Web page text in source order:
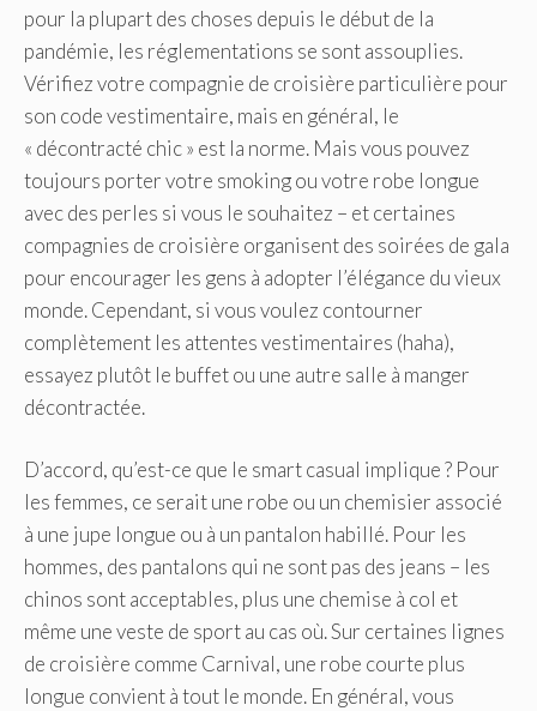
pour la plupart des choses depuis le début de la
pandémie, les réglementations se sont assouplies.
Vérifiez votre compagnie de croisière particulière pour
son code vestimentaire, mais en général, le
« décontracté chic » est la norme. Mais vous pouvez
toujours porter votre smoking ou votre robe longue
avec des perles si vous le souhaitez – et certaines
compagnies de croisière organisent des soirées de gala
pour encourager les gens à adopter l’élégance du vieux
monde. Cependant, si vous voulez contourner
complètement les attentes vestimentaires (haha),
essayez plutôt le buffet ou une autre salle à manger
décontractée.
D’accord, qu’est-ce que le smart casual implique ? Pour
les femmes, ce serait une robe ou un chemisier associé
à une jupe longue ou à un pantalon habillé. Pour les
hommes, des pantalons qui ne sont pas des jeans – les
chinos sont acceptables, plus une chemise à col et
même une veste de sport au cas où. Sur certaines lignes
de croisière comme Carnival, une robe courte plus
longue convient à tout le monde. En général, vous